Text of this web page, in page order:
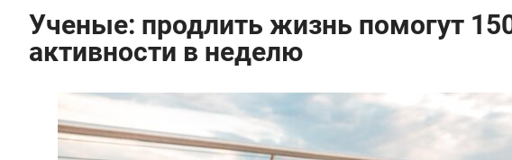
Ученые: продлить жизнь помогут
активности в неделю